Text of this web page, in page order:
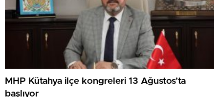
MHP Kütahya ilçe kongreleri 13 Ağustos’ta
başlıyor